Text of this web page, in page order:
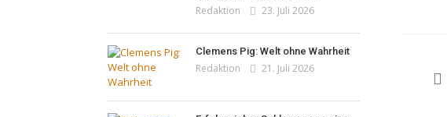
Redaktion 23. Juli 2026
Clemens Pig: Welt ohne Wahrheit
Redaktion 21. Juli 2026